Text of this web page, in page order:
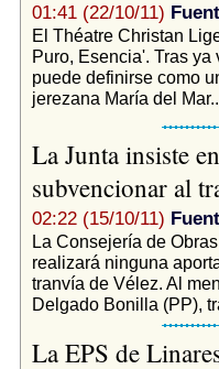
01:41 (22/10/11)
El Théatre Christan
Puro, Esencia'. Tras
puede definirse como
jerezana María del
La Junta insiste
subvencionar al
02:22 (15/10/11)
La Consejería de
realizará ninguna
tranvía de Vélez. Al
Delgado Bonilla (PP),
La EPS de